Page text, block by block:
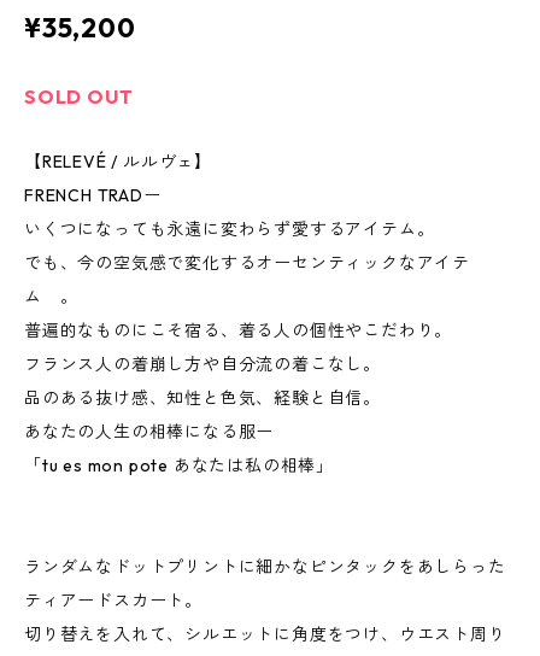
¥35,200
SOLD OUT
【RELEVÉ / ルルヴェ】
FRENCH TRADー
いくつになっても永遠に変わらず愛するアイテム。
でも、今の空気感で変化するオーセンティックなアイテ
ム 。
普遍的なものにこそ宿る、着る人の個性やこだわり。
フランス人の着崩し方や自分流の着こなし。
品のある抜け感、知性と色気、経験と自信。
あなたの人生の相棒になる服ー
「tu es mon pote あなたは私の相棒」
ランダムなドットプリントに細かなピンタックをあしらった
ティアードスカート。
切り替えを入れて、シルエットに角度をつけ、ウエスト周り